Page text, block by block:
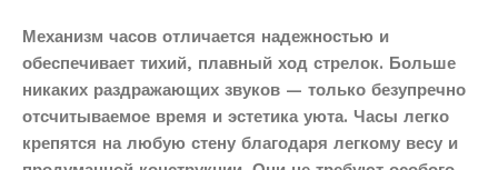
Механизм часов отличается надежностью и
обеспечивает тихий, плавный ход стрелок. Больше
никаких раздражающих звуков — только безупречно
отсчитываемое время и эстетика уюта. Часы легко
крепятся на любую стену благодаря легкому весу и